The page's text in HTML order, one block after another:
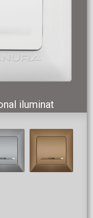
iluminat